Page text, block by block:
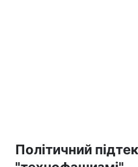
Політичний